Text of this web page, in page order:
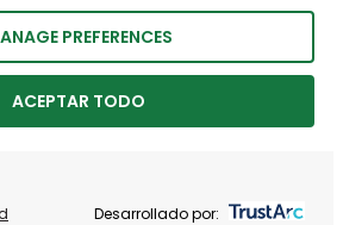
PREFERENCES
ACEPTAR TODO
Desarrollado por: